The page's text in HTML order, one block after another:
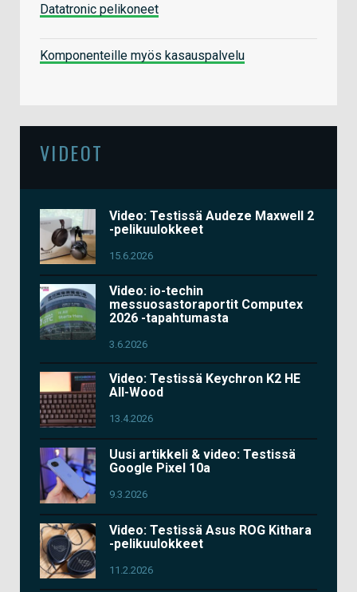
Datatronic pelikoneet
Komponenteille myös kasauspalvelu
VIDEOT
Video: Testissä Audeze Maxwell 2
-pelikuulokkeet
15.6.2026
Video: io-techin
messuosastoraportit Computex
2026 -tapahtumasta
3.6.2026
Video: Testissä Keychron K2 HE
All-Wood
13.4.2026
Uusi artikkeli & video: Testissä
Google Pixel 10a
9.3.2026
Video: Testissä Asus ROG Kithara
-pelikuulokkeet
11.2.2026